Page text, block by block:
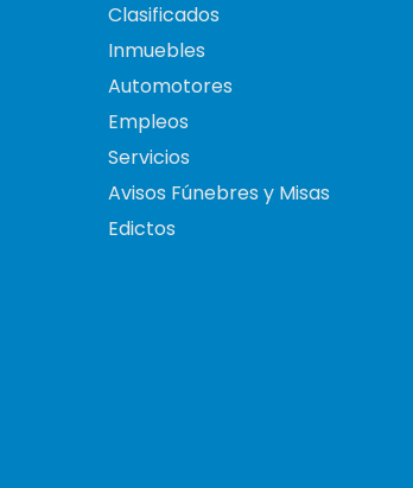
Clasificados
Inmuebles
Automotores
Empleos
Servicios
Avisos Fúnebres y Misas
Edictos